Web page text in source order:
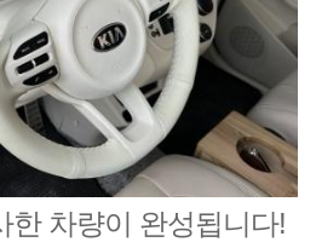
한 차량이 완성됩니다!